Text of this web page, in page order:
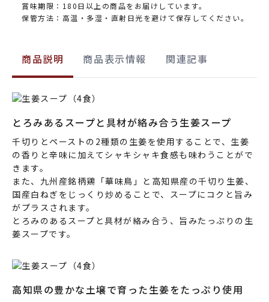
賞味期限：180日以上の商品をお届けしています。
保管方法：高温・多湿・直射日光を避けて保存してください。
商品説明 商品表示情報 関連記事
とろみあるスープと具材が絡み合う生姜スープ
千切りとペーストの2種類の生姜を使用することで、生姜
の香りと辛味に加えてシャキシャキ食感も味わうことがで
きます。
また、九州産銘柄鶏「華味鳥」と高知県産の千切り生姜、
国産白ねぎをじっくり炒めることで、スープにコクと旨み
がプラスされます。
とろみのあるスープと具材が絡み合う、旨みたっぷりの生
姜スープです。
高知県の豊かな土壌で育った生姜をたっぷり使用